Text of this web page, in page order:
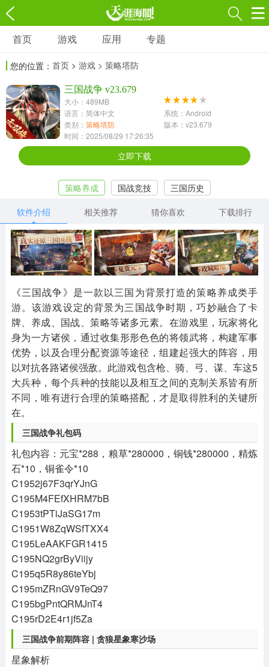
游戏
3697款应用
1597款应用
休闲益智
13387款应用
2196款应用
冒险解谜
1072款应用
418款应用
568款应用
音乐舞蹈
269款应用
2716款应用
515款应用
其他
1654款应用
游戏助手
515款应用
MOD游戏
1056款应用
首页 游戏 应用 专题
您的位置： 首页 > 游戏 > 策略塔防
三国战争 v23.679
大小：489MB
语言：简体中文
系统：Android
类别： 策略塔防
版本：v23.679
时间：2025/08/29 17:26:35
立即下载
策略养成 国战竞技
三国历史
软件介绍
相关推荐 猜你喜欢 下载排行
《三国战争》是一款以三国为背景打造的策略养成类手
游。该游戏设定的背景为三国战争时期，巧妙融合了卡
牌、养成、国战、策略等诸多元素。在游戏里，玩家将化
身为一方诸侯，通过收集形形色色的将领武将，构建军事
优势，以及合理分配资源等途径，组建起强大的阵容，用
以对抗各路诸侯强敌。此游戏包含枪、骑、弓、谋、车这5
大兵种，每个兵种的技能以及相互之间的克制关系皆有所
不同，唯有进行合理的策略搭配，才是取得胜利的关键所
在。
三国战争礼包码
礼包内容：元宝*288，粮草*280000，铜钱*280000，精炼
石*10，铜雀令*10
C1952j67F3qrYJnG
C195M4FEfXHRM7bB
C1953tPTiJaSG17m
C1951W8ZqWSfTXX4
C195LeAAKFGR1415
C195NQ2grByViijy
C195q5R8y86teYbj
C195mZRnGV9TeQ97
C195bgPntQRMJnT4
C195rD2E4r1jf5Za
三国战争前期阵容 | 贪狼星象寒沙场
星象解析